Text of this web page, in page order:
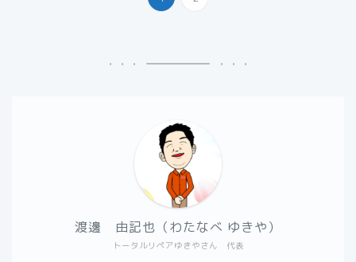
トータルリペアゆきやさん 代表
渡邊 由記也（わたなべ ゆきや）